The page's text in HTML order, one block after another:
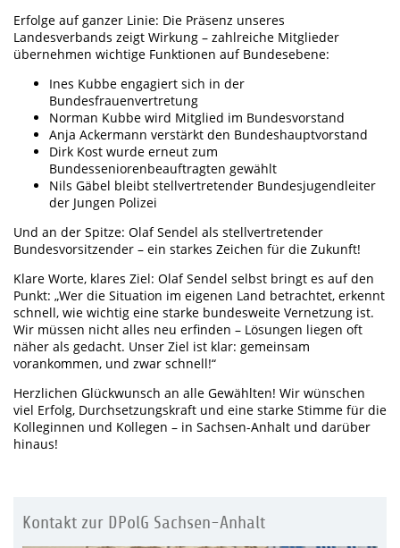
Erfolge auf ganzer Linie: Die Präsenz unseres
Landesverbands zeigt Wirkung – zahlreiche Mitglieder
übernehmen wichtige Funktionen auf Bundesebene:
Ines Kubbe engagiert sich in der
Bundesfrauenvertretung
Norman Kubbe wird Mitglied im Bundesvorstand
Anja Ackermann verstärkt den Bundeshauptvorstand
Dirk Kost wurde erneut zum
Bundesseniorenbeauftragten gewählt
Nils Gäbel bleibt stellvertretender Bundesjugendleiter
der Jungen Polizei
Und an der Spitze: Olaf Sendel als stellvertretender
Bundesvorsitzender – ein starkes Zeichen für die Zukunft!
Klare Worte, klares Ziel: Olaf Sendel selbst bringt es auf den
Punkt: „Wer die Situation im eigenen Land betrachtet, erkennt
schnell, wie wichtig eine starke bundesweite Vernetzung ist.
Wir müssen nicht alles neu erfinden – Lösungen liegen oft
näher als gedacht. Unser Ziel ist klar: gemeinsam
vorankommen, und zwar schnell!“
Herzlichen Glückwunsch an alle Gewählten! Wir wünschen
viel Erfolg, Durchsetzungskraft und eine starke Stimme für die
Kolleginnen und Kollegen – in Sachsen-Anhalt und darüber
hinaus!
Kontakt zur DPolG Sachsen-Anhalt